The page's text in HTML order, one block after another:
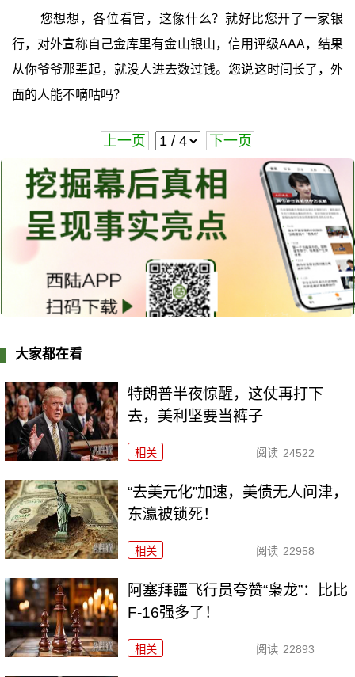
您想想，各位看官，这像什么？就好比您开了一家银
行，对外宣称自己金库里有金山银山，信用评级AAA，结果
从你爷爷那辈起，就没人进去数过钱。您说这时间长了，外
面的人能不嘀咕吗？
上一页 下一页
大家都在看
特朗普半夜惊醒，这仗再打下
去，美利坚要当裤子
相关 阅读 24522
“去美元化”加速，美债无人问津，
东瀛被锁死！
相关 阅读 22958
阿塞拜疆飞行员夸赞“枭龙”：比比
F-16强多了！
相关 阅读 22893